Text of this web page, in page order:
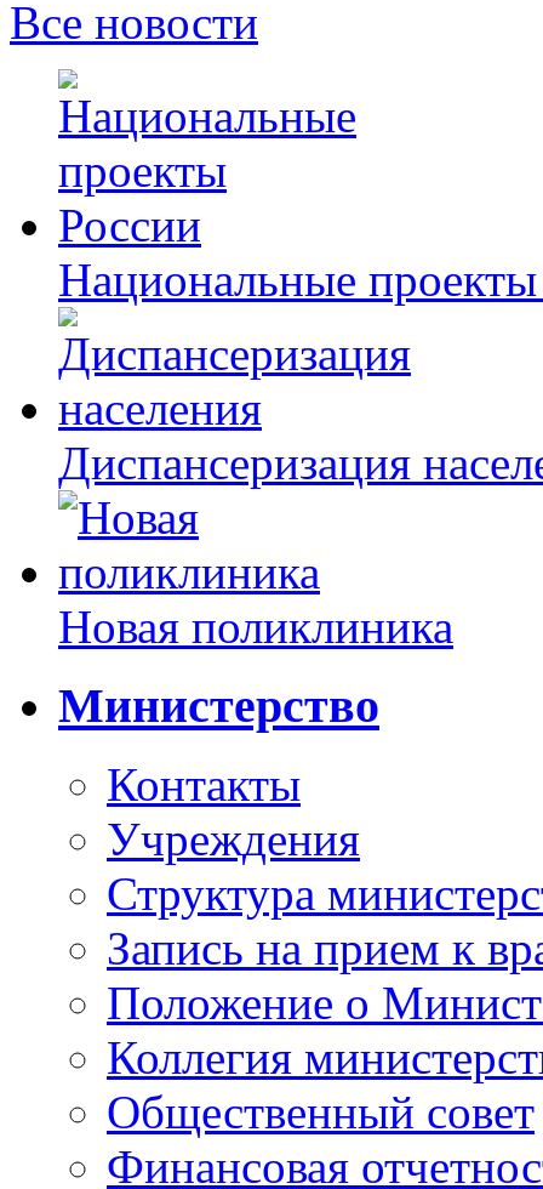
Все новости
Национальные
Диспансеризация
Новая поликлиника
Министерство
Контакты
Учреждения
Структура
Запись на прием к
Положение о
Коллегия
Общественный совет
Финансовая